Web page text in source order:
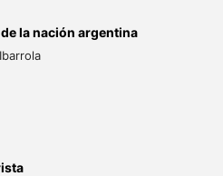
la nación argentina